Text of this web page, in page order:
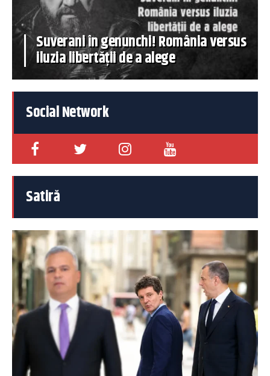
Suverani în genunchi! România versus
iluzia libertății de a alege
Social Network
Satiră